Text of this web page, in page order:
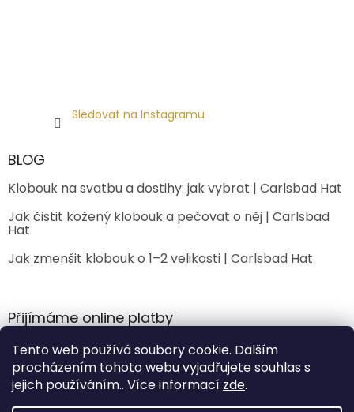
Tento web používá soubory cookie. Dalším
procházením tohoto webu vyjadřujete souhlas s
jejich používáním.. Více informací zde.
Sledovat na Instagramu
BLOG
Klobouk na svatbu a dostihy: jak vybrat | Carlsbad Hat
Jak čistit kožený klobouk a pečovat o něj | Carlsbad
Hat
Jak zmenšit klobouk o 1–2 velikosti | Carlsbad Hat
Přijímáme online platby